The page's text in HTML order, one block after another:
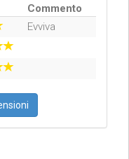
Commento
Evviva